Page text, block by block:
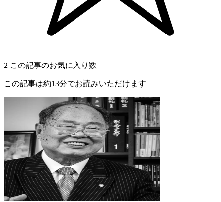
2 この記事のお気に入り数
この記事は約13分でお読みいただけます